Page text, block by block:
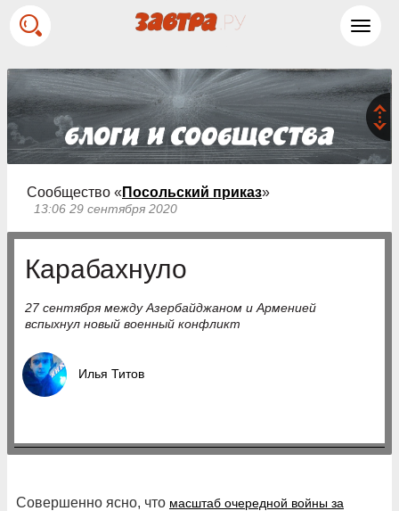
Сообщество « Посольский приказ»
13:06 29 сентября 2020
Карабахнуло
27 сентября между Азербайджаном и Арменией
вспыхнул новый военный конфликт
Илья Титов
Совершенно ясно, что масштаб очередной войны за